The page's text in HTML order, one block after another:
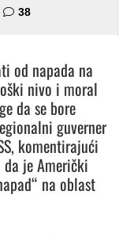
38komentara
od napada na
nivo i moral
da se bore
guverner
komentirajući
je Američki
na oblast